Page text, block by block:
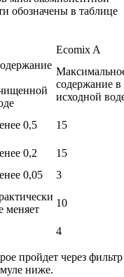
обозначены в таблице
Ecomix A
содержание в
исходной
0,5
15
0,2
15
0,05
3
меняет
10
4
пройдет через
ниже.